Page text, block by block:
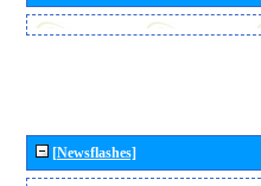
[Newsflashes]